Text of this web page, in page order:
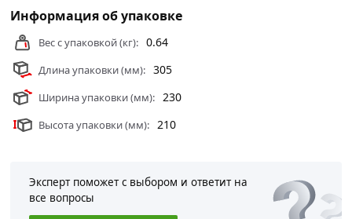
Информация об упаковке
Вес с упаковкой (кг): 0.64
Длина упаковки (мм): 305
Ширина упаковки (мм): 230
Высота упаковки (мм): 210
Эксперт поможет с выбором и ответит на
все вопросы